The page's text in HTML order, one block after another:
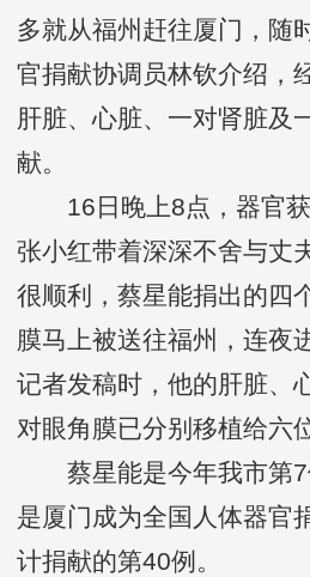
多就从福州赶往厦门，随
官捐献协调员林钦介绍，
肝脏、心脏、一对肾脏及
献。
16日晚上8点，器官获
张小红带着深深不舍与丈
很顺利，蔡星能捐出的四
膜马上被送往福州，连夜
记者发稿时，他的肝脏、
对眼角膜已分别移植给六
蔡星能是今年我市第7
是厦门成为全国人体器官
计捐献的第40例。